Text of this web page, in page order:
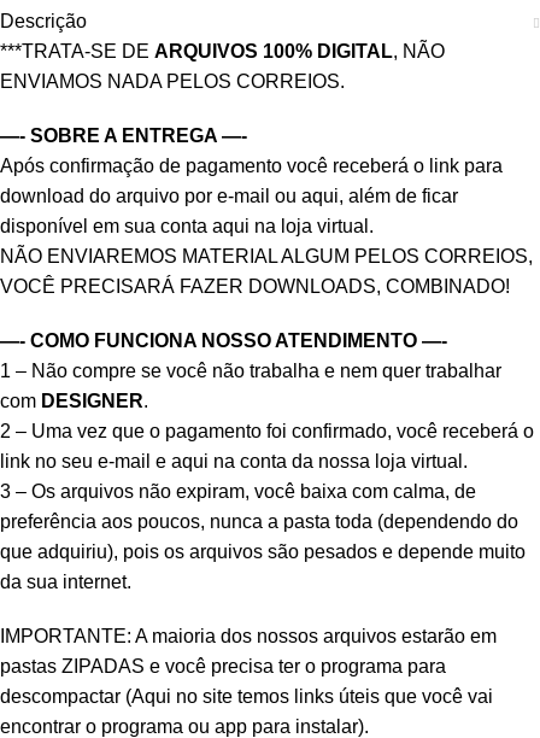
Descrição
***TRATA-SE DE ARQUIVOS 100% DIGITAL, NÃO
ENVIAMOS NADA PELOS CORREIOS.
—- SOBRE A ENTREGA —-
Após confirmação de pagamento você receberá o link para
download do arquivo por e-mail ou aqui, além de ficar
disponível em sua conta aqui na loja virtual.
NÃO ENVIAREMOS MATERIAL ALGUM PELOS CORREIOS,
VOCÊ PRECISARÁ FAZER DOWNLOADS, COMBINADO!
—- COMO FUNCIONA NOSSO ATENDIMENTO —-
1 – Não compre se você não trabalha e nem quer trabalhar
com DESIGNER.
2 – Uma vez que o pagamento foi confirmado, você receberá o
link no seu e-mail e aqui na conta da nossa loja virtual.
3 – Os arquivos não expiram, você baixa com calma, de
preferência aos poucos, nunca a pasta toda (dependendo do
que adquiriu), pois os arquivos são pesados e depende muito
da sua internet.
IMPORTANTE: A maioria dos nossos arquivos estarão em
pastas ZIPADAS e você precisa ter o programa para
descompactar (Aqui no site temos links úteis que você vai
encontrar o programa ou app para instalar).